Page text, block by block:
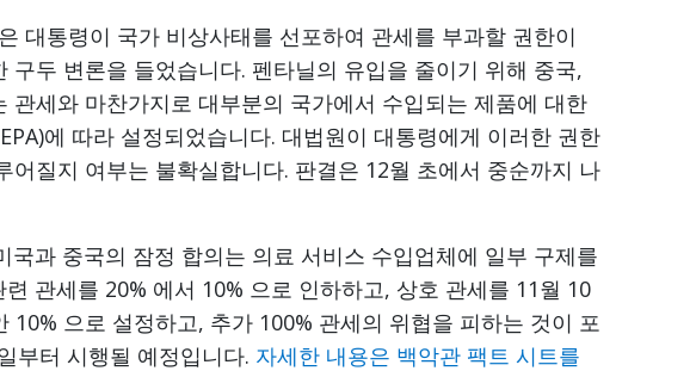
대통령이 국가 비상사태를 선포하여 관세를 부과할 권한이
구두 변론을 들었습니다. 펜타닐의 유입을 줄이기 위해 중국,
관세와 마찬가지로 대부분의 국가에서 수입되는 제품에 대한
에 따라 설정되었습니다. 대법원이 대통령에게 이러한 권한
어질지 여부는 불확실합니다. 판결은 12월 초에서 중순까지 나
국과 중국의 잠정 합의는 의료 서비스 수입업체에 일부 구제를
관세를 20% 에서 10% 으로 인하하고, 상호 관세를 11월 10
10% 으로 설정하고, 추가 100% 관세의 위협을 피하는 것이 포
부터 시행될 예정입니다. 자세한 내용은 백악관 팩트 시트를